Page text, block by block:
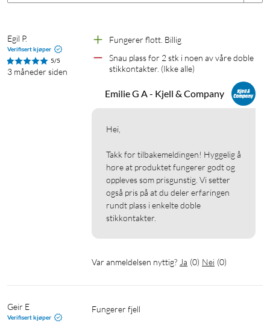
Rekkevidde: opptil 25 m
Maksbelastning: 2300 W
Kompatibel med Homey, Nexa- och Tellsticksystem
I forpakningen
Egil P.
Verifisert kjøper
5/5
3 måneder siden
Fungerer flott. Billig
Snau plass for 2 stk i noen av våre doble
stikkontakter. (Ikke alle)
Emilie G A - Kjell & Company
Hei,
Takk for tilbakemeldingen! Hyggelig å
høre at produktet fungerer godt og
oppleves som prisgunstig. Vi setter
også pris på at du deler erfaringen
rundt plass i enkelte doble
stikkontakter.
Var anmeldelsen nyttig? Ja (0) Nei (0)
Geir E
Verifisert kjøper